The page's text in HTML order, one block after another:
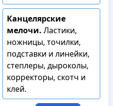
Канцелярские
мелочи. Ластики,
ножницы, точилки,
подставки и линейки,
степлеры, дыроколы,
корректоры, скотч и
клей.